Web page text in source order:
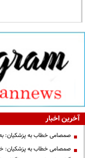
آخرین اخبار
صمصامی خطاب به پزشکیان: به
صمصامی خطاب به پزشکیان: